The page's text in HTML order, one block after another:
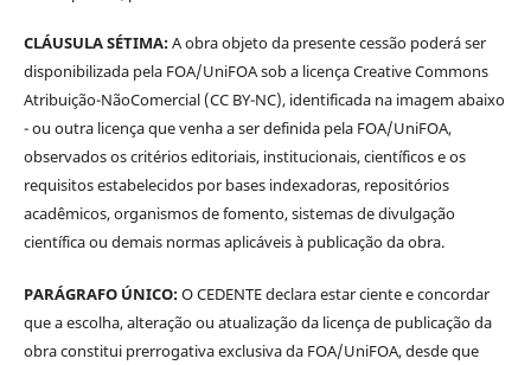
CLÁUSULA SÉTIMA:A obra objeto da presente cessão poderá ser
disponibilizada pela FOA/UniFOA sob a licença Creative Commons
Atribuição-NãoComercial (CC BY-NC), identificada na imagem abaixo
- ou outra licença que venha a ser definida pela FOA/UniFOA,
observados os critérios editoriais, institucionais, científicos e os
requisitos estabelecidos por bases indexadoras, repositórios
acadêmicos, organismos de fomento, sistemas de divulgação
científica ou demais normas aplicáveis à publicação da obra.
PARÁGRAFO ÚNICO:O CEDENTE declara estar ciente e concordar
que a escolha, alteração ou atualização da licença de publicação da
obra constitui prerrogativa exclusiva da FOA/UniFOA, desde que